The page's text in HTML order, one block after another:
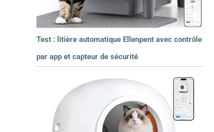
Test : litière automatique Ellenpent avec contrôle
par app et capteur de sécurité